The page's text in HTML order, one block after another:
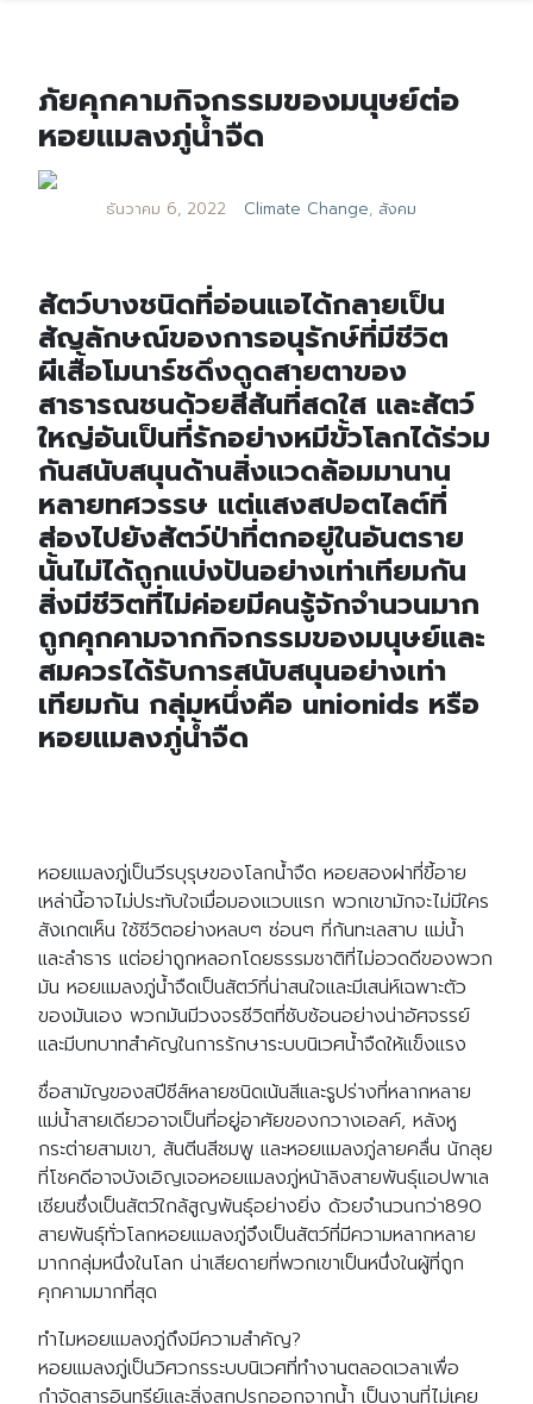
ภัยคุกคามกิจกรรมของมนุษย์ต่อ
หอยแมลงภู่น้ำจืด
ธันวาคม 6, 2022 Climate Change, สังคม
สัตว์บางชนิดที่อ่อนแอได้กลายเป็น
สัญลักษณ์ของการอนุรักษ์ที่มีชีวิต
ผีเสื้อโมนาร์ชดึงดูดสายตาของ
สาธารณชนด้วยสีสันที่สดใส และสัตว์
ใหญ่อันเป็นที่รักอย่างหมีขั้วโลกได้ร่วม
กันสนับสนุนด้านสิ่งแวดล้อมมานาน
หลายทศวรรษ แต่แสงสปอตไลต์ที่
ส่องไปยังสัตว์ป่าที่ตกอยู่ในอันตราย
นั้นไม่ได้ถูกแบ่งปันอย่างเท่าเทียมกัน
สิ่งมีชีวิตที่ไม่ค่อยมีคนรู้จักจำนวนมาก
ถูกคุกคามจากกิจกรรมของมนุษย์และ
สมควรได้รับการสนับสนุนอย่างเท่า
เทียมกัน กลุ่มหนึ่งคือ unionids หรือ
หอยแมลงภู่น้ำจืด
หอยแมลงภู่เป็นวีรบุรุษของโลกน้ำจืด หอยสองฝาที่ขี้อาย
เหล่านี้อาจไม่ประทับใจเมื่อมองแวบแรก พวกเขามักจะไม่มีใคร
สังเกตเห็น ใช้ชีวิตอย่างหลบๆ ซ่อนๆ ที่ก้นทะเลสาบ แม่น้ำ
และลำธาร แต่อย่าถูกหลอกโดยธรรมชาติที่ไม่อวดดีของพวก
มัน หอยแมลงภู่น้ำจืดเป็นสัตว์ที่น่าสนใจและมีเสน่ห์เฉพาะตัว
ของมันเอง พวกมันมีวงจรชีวิตที่ซับซ้อนอย่างน่าอัศจรรย์
และมีบทบาทสำคัญในการรักษาระบบนิเวศน้ำจืดให้แข็งแรง
ชื่อสามัญของสปีชีส์หลายชนิดเน้นสีและรูปร่างที่หลากหลาย
แม่น้ำสายเดียวอาจเป็นที่อยู่อาศัยของกวางเอลค์, หลังหู
กระต่ายสามเขา, ส้นตีนสีชมพู และหอยแมลงภู่ลายคลื่น นักลุย
ที่โชคดีอาจบังเอิญเจอหอยแมลงภู่หน้าลิงสายพันธุ์แอปพาเล
เชียนซึ่งเป็นสัตว์ใกล้สูญพันธุ์อย่างยิ่ง ด้วยจำนวนกว่า890
สายพันธุ์ทั่วโลกหอยแมลงภู่จึงเป็นสัตว์ที่มีความหลากหลาย
มากกลุ่มหนึ่งในโลก น่าเสียดายที่พวกเขาเป็นหนึ่งในผู้ที่ถูก
คุกคามมากที่สุด
ทำไมหอยแมลงภู่ถึงมีความสำคัญ?
หอยแมลงภู่เป็นวิศวกรระบบนิเวศที่ทำงานตลอดเวลาเพื่อ
กำจัดสารอินทรีย์และสิ่งสกปรกออกจากน้ำ เป็นงานที่ไม่เคย